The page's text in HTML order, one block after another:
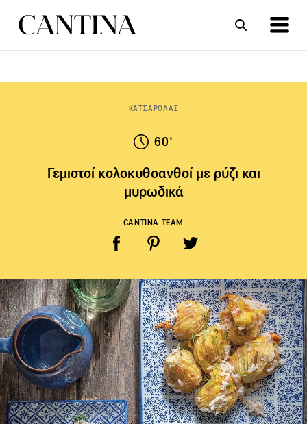
ΚΑΤΣΑΡΟΛΑΣ
60'
Γεμιστοί κολοκυθοανθοί με ρύζι και
μυρωδικά
CANTINA TEAM